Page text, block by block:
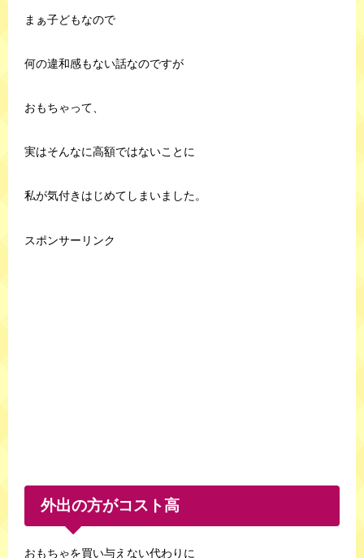
まぁ子どもなので
何の違和感もない話なのですが
おもちゃって、
実はそんなに高額ではないことに
私が気付きはじめてしまいました。
スポンサーリンク
外出の方がコスト高
おもちゃを買い与えない代わりに